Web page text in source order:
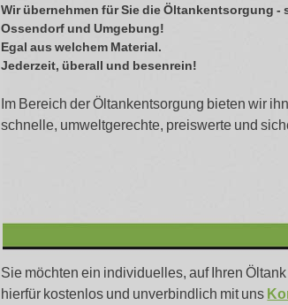
Wir übernehmen für Sie die Öltankentsorgung -
Ossendorf und Umgebung!
Egal aus welchem Material.
Jederzeit, überall und besenrein!
Im Bereich der Öltankentsorgung bieten wir
schnelle, umweltgerechte, preiswerte und
Sie möchten ein individuelles, auf Ihren
hierfür kostenlos und unverbindlich mit uns